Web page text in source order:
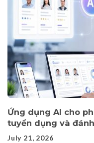
Ứng dụng AI cho
tuyển dụng và
July 21, 2026